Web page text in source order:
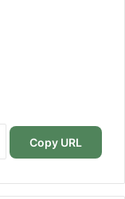
Copy URL